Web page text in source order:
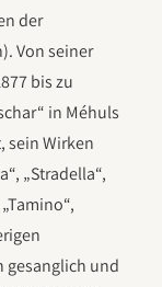
der
Von seiner
bis zu
in Méhuls
sein Wirken
„Stradella“,
gesanglich und